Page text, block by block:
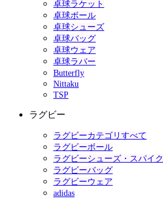
卓球ラケット
卓球ボール
卓球シューズ
卓球バッグ
卓球ウェア
卓球ラバー
Butterfly
Nittaku
TSP
ラグビー
ラグビーカテゴリすべて
ラグビーボール
ラグビーシューズ・スパイク
ラグビーバッグ
ラグビーウェア
adidas